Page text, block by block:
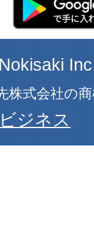
株式会社の
ジネス